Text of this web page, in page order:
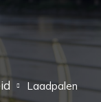
Laadpalen